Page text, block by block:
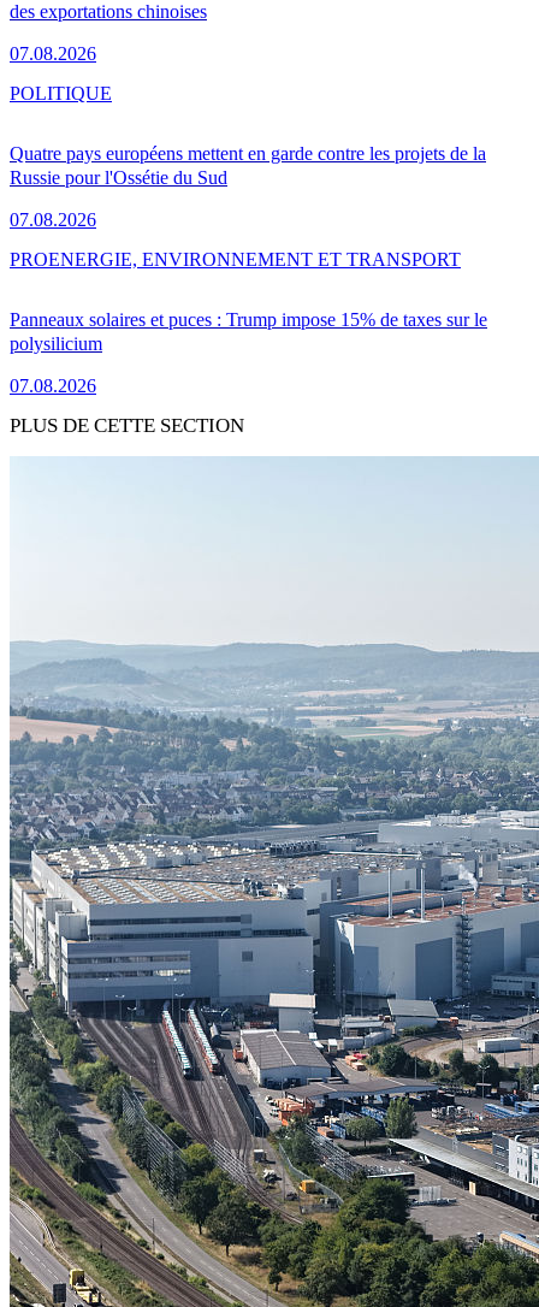
des exportations chinoises
07.08.2026
Quatre pays européens mettent en garde contre les projets de la
Russie pour l'Ossétie du Sud
07.08.2026
POLITIQUE
Panneaux solaires et puces : Trump impose 15% de taxes sur le
polysilicium
07.08.2026
PROENERGIE, ENVIRONNEMENT ET TRANSPORT
PLUS DE CETTE SECTION